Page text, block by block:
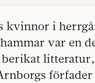
kvinnor i
var en
förfader